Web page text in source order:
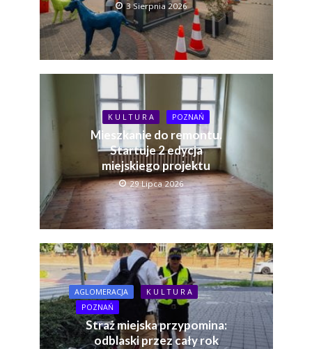
3 Sierpnia 2026
K U L T U R A POZNAŃ
Mieszkanie do remontu.
Startuje 2 edycja
miejskiego projektu
29 Lipca 2026
AGLOMERACJA
K U L T U R A
POZNAŃ
Straż miejska przypomina:
odblaski przez cały rok